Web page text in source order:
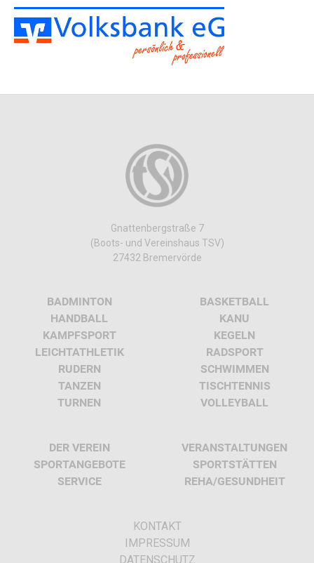
Gnattenbergstraße 7
(Boots- und Vereinshaus TSV)
27432 Bremervörde
BADMINTON
BASKETBALL
HANDBALL
KANU
KAMPFSPORT
KEGELN
LEICHTATHLETIK
RADSPORT
RUDERN
SCHWIMMEN
TANZEN
TISCHTENNIS
TURNEN
VOLLEYBALL
DER VEREIN
VERANSTALTUNGEN
SPORTANGEBOTE
SPORTSTÄTTEN
SERVICE
REHA/GESUNDHEIT
KONTAKT
IMPRESSUM
DATENSCHUTZ